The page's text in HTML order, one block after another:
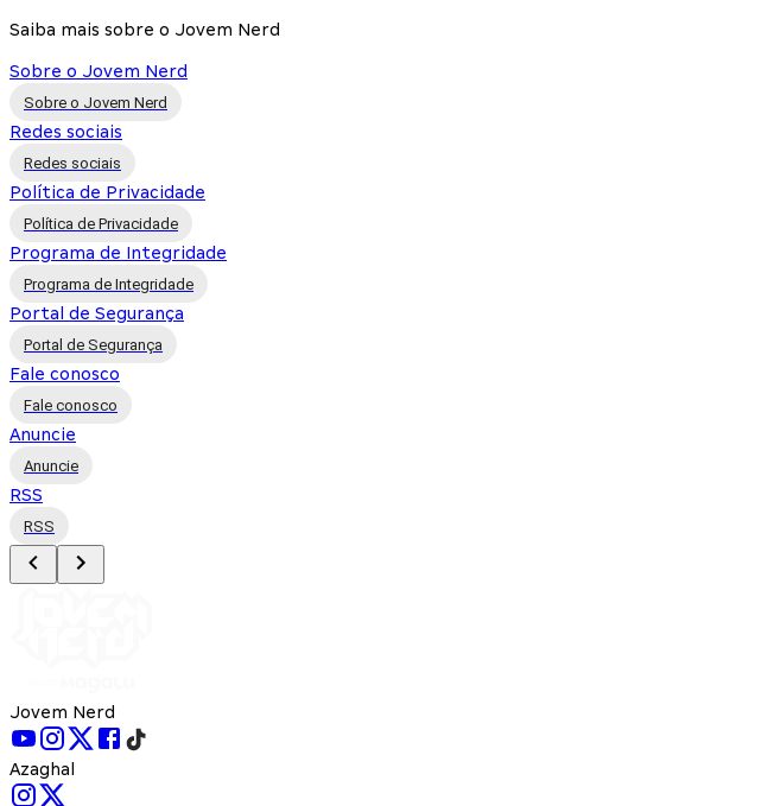
Saiba mais sobre o Jovem Nerd
Sobre o Jovem Nerd
Sobre o Jovem Nerd
Redes sociais
Redes sociais
Política de Privacidade
Política de Privacidade
Programa de Integridade
Programa de Integridade
Portal de Segurança
Portal de Segurança
Fale conosco
Fale conosco
Anuncie
Anuncie
RSS
RSS
Jovem Nerd
Azaghal